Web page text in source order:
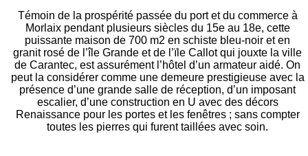
Témoin de la prospérité passée du port et du commerce à
Morlaix pendant plusieurs siècles du 15e au 18e, cette
puissante maison de 700 m2 en schiste bleu-noir et en
granit rosé de l’île Grande et de l’ïle Callot qui jouxte la ville
de Carantec, est assurément l’hôtel d’un armateur aidé. On
peut la considérer comme une demeure prestigieuse avec la
présence d’une grande salle de réception, d’un imposant
escalier, d’une construction en U avec des décors
Renaissance pour les portes et les fenêtres ; sans compter
toutes les pierres qui furent taillées avec soin.